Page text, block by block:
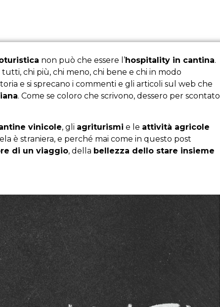
non può che essere l’hospitality in cantina.
chi più, chi meno, chi bene e chi in modo
e si sprecano i commenti e gli articoli sul web che
. Come se coloro che scrivono, dessero per scontato
vinicole, gli agriturismi e le attività agricole
è straniera, e perché mai come in questo post
di un viaggio, della bellezza dello stare insieme